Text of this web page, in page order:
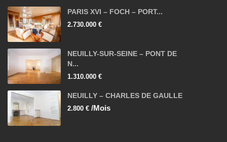
PARIS XVI – FOCH – PORT...
2.730.000 €
NEUILLY-SUR-SEINE – PONT DE
N...
1.310.000 €
NEUILLY – CHARLES DE GAULLE
2.800 € /Mois